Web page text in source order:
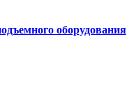
оборудования